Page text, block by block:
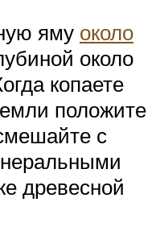
яму около
около
копаете
положите
с
древесной